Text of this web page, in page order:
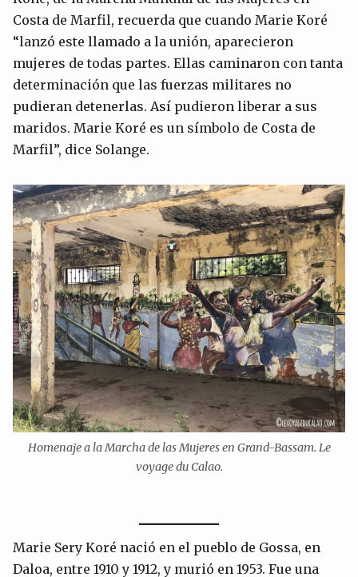
Costa de Marfil, recuerda que cuando Marie Koré
“lanzó este llamado a la unión, aparecieron
mujeres de todas partes. Ellas caminaron con tanta
determinación que las fuerzas militares no
pudieran detenerlas. Así pudieron liberar a sus
maridos. Marie Koré es un símbolo de Costa de
Marfil”, dice Solange.
Homenaje a la Marcha de las Mujeres en Grand-Bassam. Le
voyage du Calao.
Marie Sery Koré nació en el pueblo de Gossa, en
Daloa, entre 1910 y 1912, y murió en 1953. Fue una